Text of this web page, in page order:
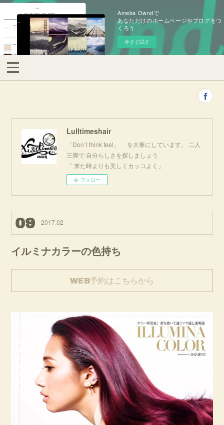
Ameba Owndで
あなただけのホームページやブログをつ
くろう
今すぐ試す
Lulltimeshair
「Don`t think feel」 を大事にしています。 二人
三脚で 自分らしさを探しましょう
「 来た時よりも美しくカッコよく」
フォロー
09 2017 .02
イルミナカラーの色持ち
WEB予約はこちらから